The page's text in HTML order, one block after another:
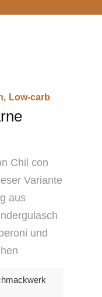
, Low-carb
Chil con
Variante
aus
und